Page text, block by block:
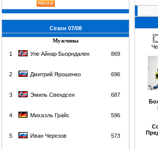
Сезон 07/08
Мужчины
1 Уле Айнар Бьорндален 869
2 Дмитрий Ярошенко 696
3 Эмиль Свендсен 687
4 Михаэль Грайс 596
5 Иван Черезов 573